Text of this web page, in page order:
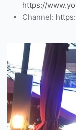
https://
Channel: